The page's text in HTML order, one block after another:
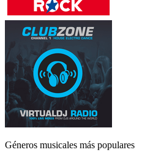
Géneros musicales más populares